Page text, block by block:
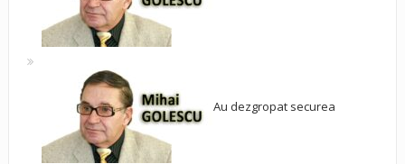
Au dezgropat securea